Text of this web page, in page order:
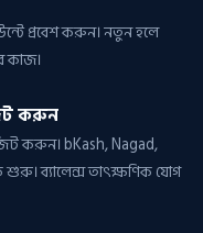
প্রবেশ করুন। নতুন হলে
কাজ।
করুন
করুন। bKash, Nagad,
শুরু। ব্যালেন্স তাৎক্ষণিক যোগ